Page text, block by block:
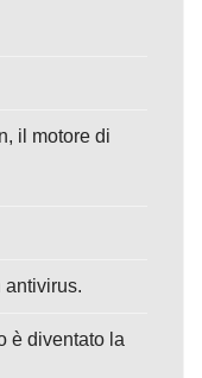
il motore di
antivirus.
è diventato la